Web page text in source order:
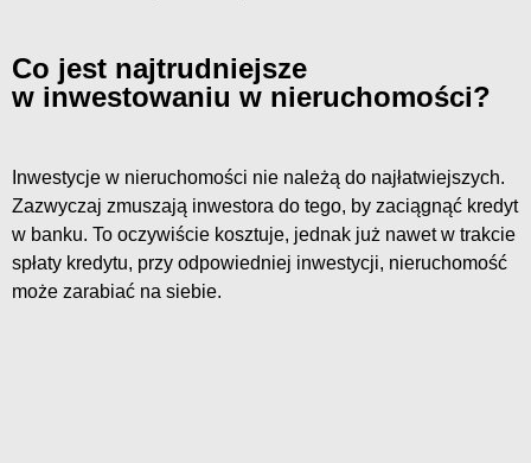
Co jest najtrudniejsze
w inwestowaniu w nieruchomości?
Inwestycje w nieruchomości nie należą do najłatwiejszych.
Zazwyczaj zmuszają inwestora do tego, by zaciągnąć kredyt
w banku. To oczywiście kosztuje, jednak już nawet w trakcie
spłaty kredytu, przy odpowiedniej inwestycji, nieruchomość
może zarabiać na siebie.